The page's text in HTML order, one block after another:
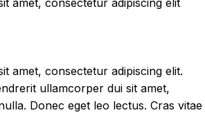
amet, consectetur adipiscing elit
amet, consectetur adipiscing elit.
ullamcorper dui sit amet,
Donec eget leo lectus. Cras vitae